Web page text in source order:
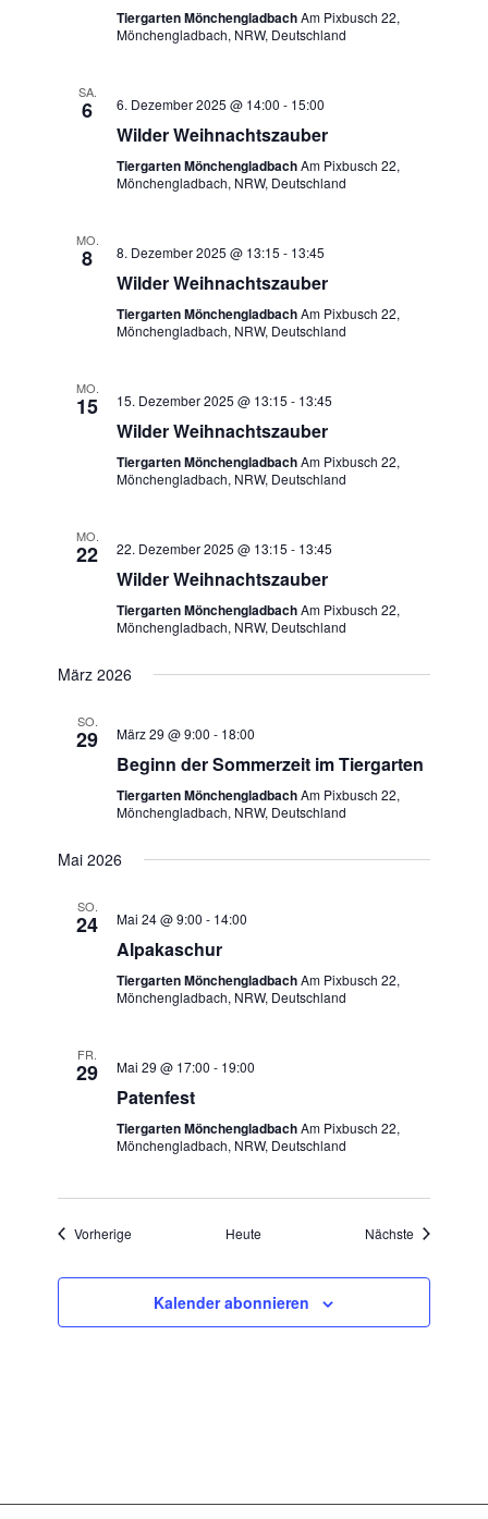
Tiergarten MönchengladbachAm Pixbusch 22,
Mönchengladbach, NRW, Deutschland
SA.
6 6. Dezember 2025 @ 14:00 - 15:00
Wilder Weihnachtszauber
Tiergarten MönchengladbachAm Pixbusch 22,
Mönchengladbach, NRW, Deutschland
MO.
8 8. Dezember 2025 @ 13:15 - 13:45
Wilder Weihnachtszauber
Tiergarten MönchengladbachAm Pixbusch 22,
Mönchengladbach, NRW, Deutschland
MO.
15 15. Dezember 2025 @ 13:15 - 13:45
Wilder Weihnachtszauber
Tiergarten MönchengladbachAm Pixbusch 22,
Mönchengladbach, NRW, Deutschland
MO.
22 22. Dezember 2025 @ 13:15 - 13:45
Wilder Weihnachtszauber
Tiergarten MönchengladbachAm Pixbusch 22,
Mönchengladbach, NRW, Deutschland
März 2026
SO.
29 März 29 @ 9:00 - 18:00
Beginn der Sommerzeit im Tiergarten
Tiergarten MönchengladbachAm Pixbusch 22,
Mönchengladbach, NRW, Deutschland
Mai 2026
SO.
24 Mai 24 @ 9:00 - 14:00
Alpakaschur
Tiergarten MönchengladbachAm Pixbusch 22,
Mönchengladbach, NRW, Deutschland
FR.
29 Mai 29 @ 17:00 - 19:00
Patenfest
Tiergarten MönchengladbachAm Pixbusch 22,
Mönchengladbach, NRW, Deutschland
Vorherige VeranstaltungenHeute Nächste
Kalender abonnieren